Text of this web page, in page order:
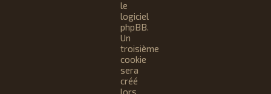
le
logiciel
phpBB.
Un
troisième
cookie
sera
créé
lors